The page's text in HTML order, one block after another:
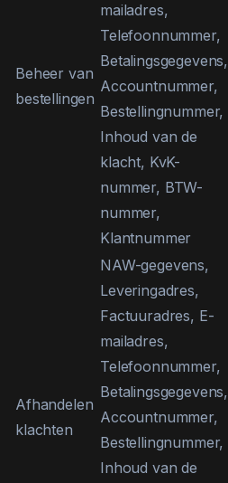
Beheer van
bestellingen
mailadres,
Telefoonnummer,
Betalingsgegevens,
Accountnummer,
Bestellingnummer,
Inhoud van de
klacht, KvK-
nummer, BTW-
nummer,
Klantnummer
Afhandelen
klachten
NAW-gegevens,
Leveringadres,
Factuuradres, E-
mailadres,
Telefoonnummer,
Betalingsgegevens,
Accountnummer,
Bestellingnummer,
Inhoud van de